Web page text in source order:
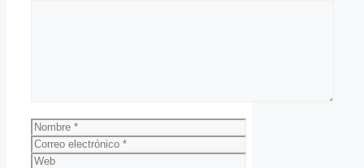
Nombre
Correo
electrónico
Web